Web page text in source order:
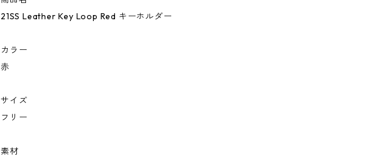
21SS Leather Key Loop Red キーホルダー
カラー
赤
サイズ
フリー
素材